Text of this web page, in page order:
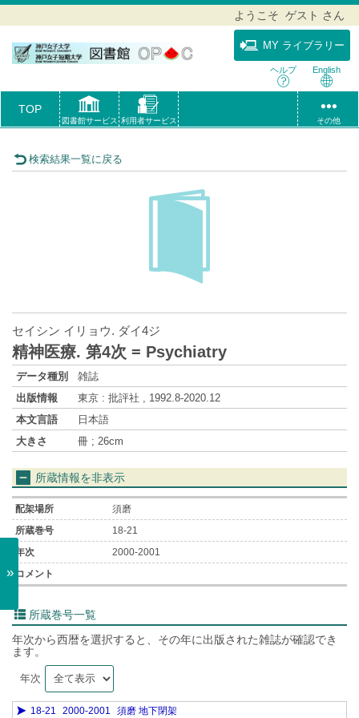
ようこそ ゲスト さん
MY ライブラリー
ヘルプ English
TOP
図書館サービス 利用者サービス その他
検索結果一覧に戻る
»
セイシン イリョウ. ダイ4ジ
精神医療. 第4次 = Psychiatry
データ種別
雑誌
出版情報
東京 : 批評社 , 1992.8-2020.12
本文言語
日本語
大きさ
冊 ; 26cm
所蔵情報を非表示
須磨
18-21
2000-2001
所蔵巻号一覧
年次から西暦を選択すると、その年に出版された雑誌が確認でき
ます。
年次
18-21 2000-2001 須磨 地下閉架